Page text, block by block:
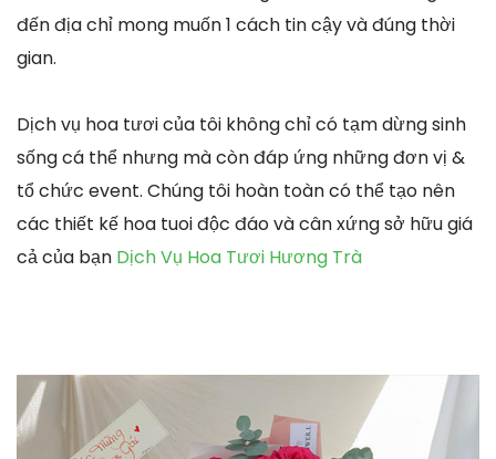
đến địa chỉ mong muốn 1 cách tin cậy và đúng thời
gian.
Dịch vụ hoa tươi của tôi không chỉ có tạm dừng sinh
sống cá thể nhưng mà còn đáp ứng những đơn vị &
tổ chức event. Chúng tôi hoàn toàn có thể tạo nên
các thiết kế hoa tuoi độc đáo và cân xứng sở hữu giá
cả của bạn Dịch Vụ Hoa Tươi Hương Trà